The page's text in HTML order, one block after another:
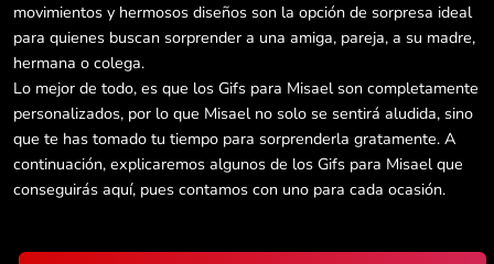
movimientos y hermosos diseños son la opción de sorpresa ideal
para quienes buscan sorprender a una amiga, pareja, a su madre,
hermana o colega.
Lo mejor de todo, es que los Gifs para Misael son completamente
personalizados, por lo que Misael no solo se sentirá aludida, sino
que te has tomado tu tiempo para sorprenderla gratamente. A
continuación, explicaremos algunos de los Gifs para Misael que
conseguirás aquí, pues contamos con uno para cada ocasión.